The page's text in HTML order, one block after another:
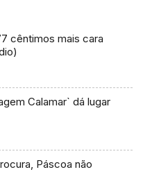
cêntimos mais cara
Calamar` dá lugar
Páscoa não